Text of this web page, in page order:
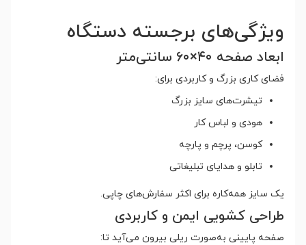
ویژگی‌های برجسته دستگاه
ابعاد صفحه ۴۰×۶۰ سانتی‌متر
فضای کاری بزرگ و کاربردی برای:
تیشرت‌های سایز بزرگ
هودی و لباس کار
کوسن، پرچم و پارچه
تابلو و هدایای تبلیغاتی
یک سایز همه‌کاره برای اکثر سفارش‌های چاپی.
طراحی کشویی ایمن و کاربردی
صفحه پایینی به‌صورت ریلی بیرون می‌آید تا: